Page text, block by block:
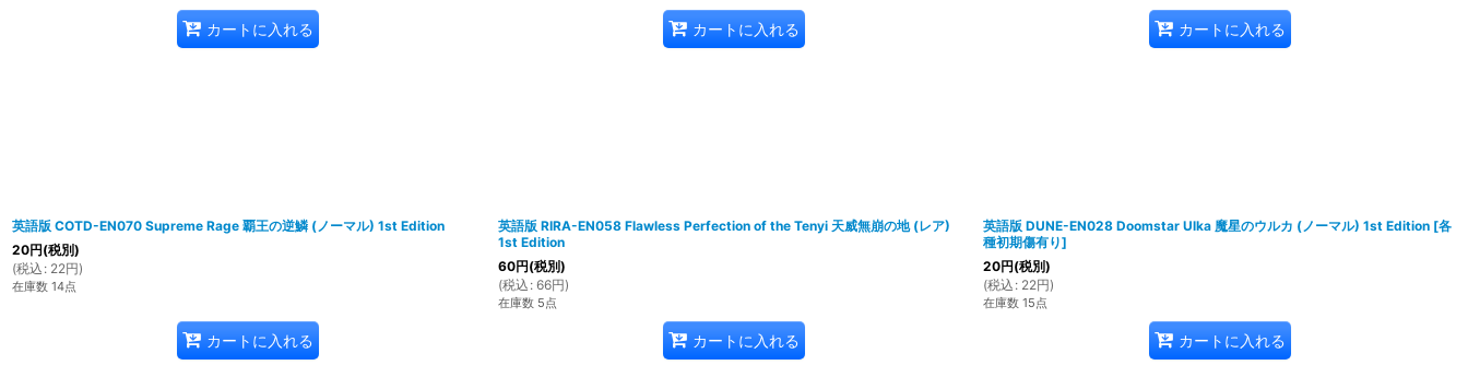
カートに入れる カートに入れる カートに入れる
英語版 COTD-EN070 Supreme Rage 覇王の逆鱗 (ノーマル) 1st Edition
20円(税別)
(税込 : 22円)
在庫数 14点
カートに入れる
英語版 RIRA-EN058 Flawless Perfection of the Tenyi 天威無崩の地 (レア)
1st Edition
60円(税別)
(税込 : 66円)
在庫数 5点
カートに入れる
英語版 DUNE-EN028 Doomstar Ulka 魔星のウルカ (ノーマル) 1st Edition [各
種初期傷有り]
20円(税別)
(税込 : 22円)
在庫数 15点
カートに入れる